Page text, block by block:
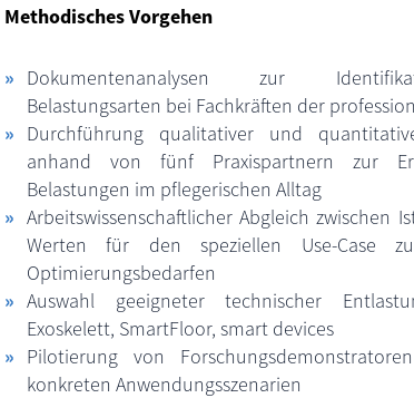
Methodisches Vorgehen
Dokumentenanalysen zur
Belastungsarten bei Fachkräften der
Durchführung qualitativer und
anhand von fünf Praxispartnern zur
Belastungen im pflegerischen Alltag
Arbeitswissenschaftlicher Abgleich zwischen
Werten für den speziellen Use-Case
Optimierungsbedarfen
Auswahl geeigneter technischer
Exoskelett, SmartFloor, smart devices
Pilotierung von
konkreten Anwendungsszenarien